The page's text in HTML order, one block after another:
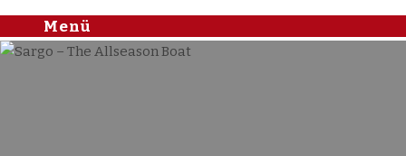
Mittelmann's Werft
Menü
Home